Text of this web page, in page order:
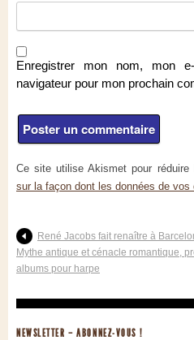
Enregistrer mon nom, mon
navigateur pour mon prochain
Ce site utilise Akismet pour réduire
sur la façon dont les données de
René Jacobs fait renaître à
Mythe antique et cénacle romantique,
albums pour harpe
NEWSLETTER – ABONNEZ-VOUS !